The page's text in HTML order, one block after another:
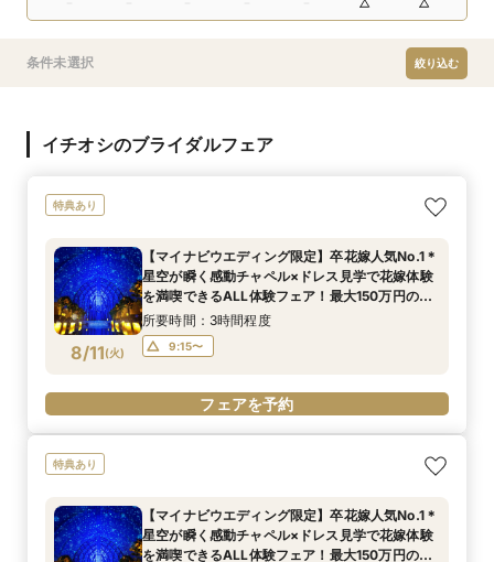
条件未選択 絞り込む
イチオシのブライダルフェア
特典あり
8/11(火)
【マイナビウエディング限定】卒花嫁人気No.1＊
星空が瞬く感動チャペル×ドレス見学で花嫁体験
を満喫できるALL体験フェア！最大150万円の特
典付き*BIGフェア
所要時間：3時間程度
9:15〜
フェアを予約
特典あり
【マイナビウエディング限定】卒花嫁人気No.1＊
星空が瞬く感動チャペル×ドレス見学で花嫁体験
を満喫できるALL体験フェア！最大150万円の特